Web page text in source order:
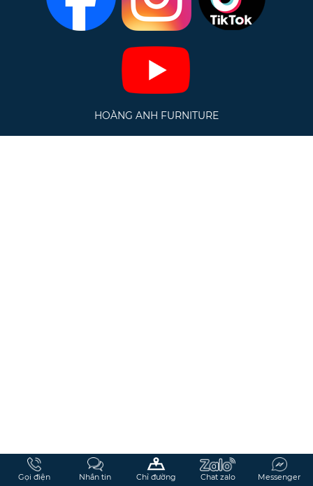
HOÀNG ANH FURNITURE
Gọi điện Nhắn tin Chỉ đường Chat zalo Messenger